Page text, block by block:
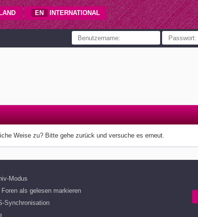
EN INTERNATIONAL
Weise zu? Bitte gehe zurück und versuche es erneut.
Modus
als gelesen markieren
Synchronisation